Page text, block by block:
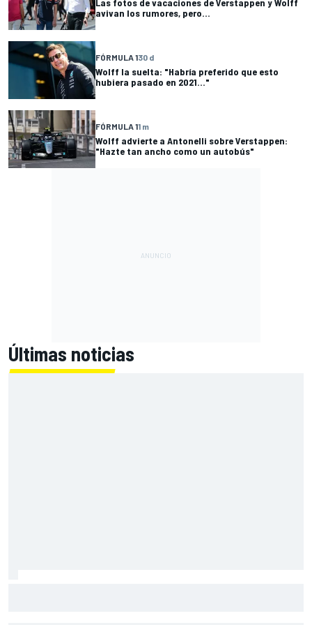
Las fotos de vacaciones de Verstappen y Wolff
avivan los rumores, pero...
FÓRMULA 130 d
Wolff la suelta: "Habría preferido que esto
hubiera pasado en 2021..."
FÓRMULA 11 m
Wolff advierte a Antonelli sobre Verstappen:
"Hazte tan ancho como un autobús"
Últimas noticias